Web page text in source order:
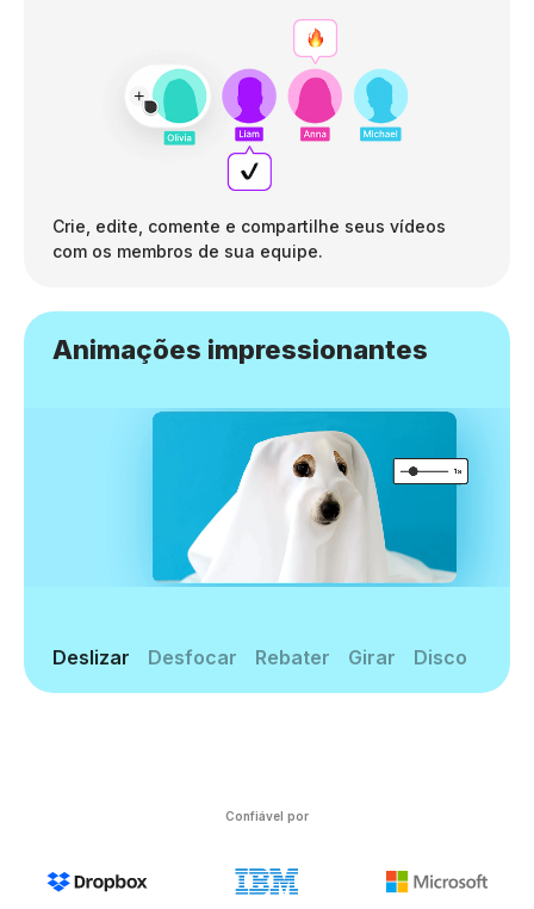
Crie, edite, comente e compartilhe seus vídeos
com os membros de sua equipe.
Animações impressionantes
Deslizar Desfocar Rebater Girar Disco
Confiável por